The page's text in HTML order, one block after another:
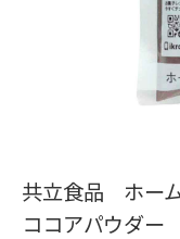
共立食品 ホー
ココアパウダー